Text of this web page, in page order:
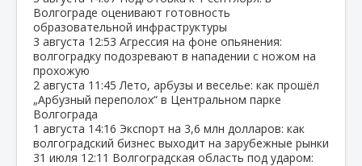
Волгограде оценивают готовность
образовательной инфраструктуры
3 августа 12:53 Агрессия на фоне опьянения:
волгоградку подозревают в нападении с ножом на
прохожую
2 августа 11:45 Лето, арбузы и веселье: как прошёл
„Арбузный переполох“ в Центральном парке
Волгограда
1 августа 14:16 Экспорт на 3,6 млн долларов: как
волгоградский бизнес выходит на зарубежные рынки
31 июля 12:11 Волгоградская область под ударом: